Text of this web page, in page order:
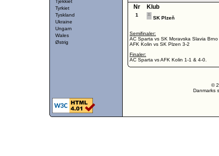
Tjekkiet
Tyrkiet
Tyskland
Ukraine
Ungarn
Wales
Østrig
Nr
Klub
1
SK Plzeň
Semifinaler:
AC Sparta vs SK Moravska Slavia Brno
AFK Kolin vs SK Plzen 3-2
Finaler:
AC Sparta vs AFK Kolin 1-1 & 4-0.
©
Danmarks